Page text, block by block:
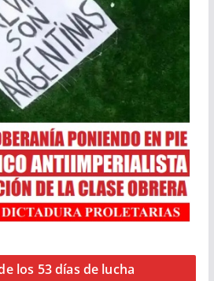
los 53 días de lucha